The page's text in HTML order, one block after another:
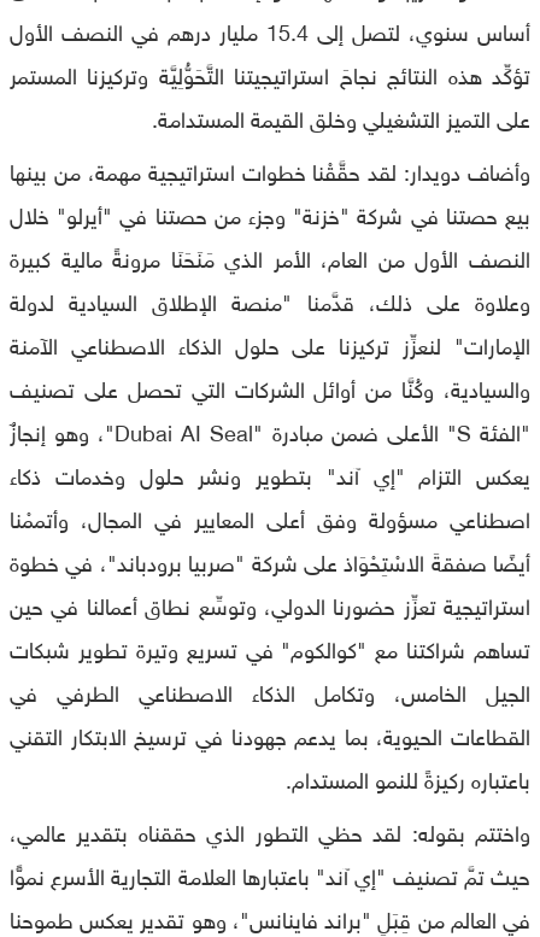
أساس سنوي، لتصل إلى 15.4 مليار درهم في النصف الأول
تؤكِّد هذه النتائج نجاحَ استراتيجيتنا التَّحَوُّلِيَّة وتركيزنا المستمر
على التميز التشغيلي وخلق القيمة المستدامة.
وأضاف دويدار: لقد حقَّقْنا خطوات استراتيجية مهمة، من بينها
بيع حصتنا في شركة "خزنة" وجزء من حصتنا في "أيرلو" خلال
النصف الأول من العام، الأمر الذي مَنَحَنَا مرونةً مالية كبيرة
وعلاوة على ذلك، قدَّمنا "منصة الإطلاق السيادية لدولة
الإمارات" لنعزِّز تركيزنا على حلول الذكاء الاصطناعي الآمنة
والسيادية، وكُنَّا من أوائل الشركات التي تحصل على تصنيف
"الفئة S" الأعلى ضمن مبادرة "Dubai AI Seal"، وهو إنجازٌ
يعكس التزام "إي آند" بتطوير ونشر حلول وخدمات ذكاء
اصطناعي مسؤولة وفق أعلى المعايير في المجال، وأتممْنا
أيضًا صفقةَ الاسْتِحْوَاذ على شركة "صربيا برودباند"، في خطوة
استراتيجية تعزِّز حضورنا الدولي، وتوسِّع نطاق أعمالنا في حين
تساهم شراكتنا مع "كوالكوم" في تسريع وتيرة تطوير شبكات
الجيل الخامس، وتكامل الذكاء الاصطناعي الطرفي في
القطاعات الحيوية، بما يدعم جهودنا في ترسيخ الابتكار التقني
باعتباره ركيزةً للنمو المستدام.
واختتم بقوله: لقد حظي التطور الذي حققناه بتقدير عالمي،
حيث تمَّ تصنيف "إي آند" باعتبارها العلامة التجارية الأسرع نموًّا
في العالم من قِبَلِ "براند فاينانس"، وهو تقدير يعكس طموحنا